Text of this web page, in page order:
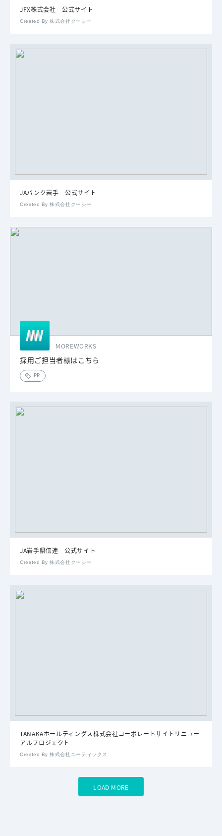
JFX株式会社 公式サイト
Created By 株式会社クーシー
JAバンク岩手 公式サイト
Created By 株式会社クーシー
MOREWORKS
採用ご担当者様はこちら
PR
JA岩手県信連 公式サイト
Created By 株式会社クーシー
TANAKAホールディングス株式会社コーポレートサイトリニュー
アルプロジェクト
Created By 株式会社ユーティックス
LOAD MORE